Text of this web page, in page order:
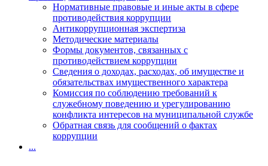
Нормативные правовые и иные акты в сфере
противодействия коррупции
Антикоррупционная экспертиза
Методические материалы
Формы документов, связанных с
противодействием коррупции
Сведения о доходах, расходах, об имуществе и
обязательствах имущественного характера
Комиссия по соблюдению требований к
служебному поведению и урегулированию
конфликта интересов на муниципальной службе
Обратная связь для сообщений о фактах
коррупции
...